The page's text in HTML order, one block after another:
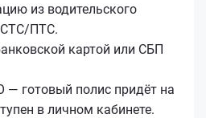
из водительского
СТС/ПТС.
картой или СБП
— готовый полис придёт на
в личном кабинете.